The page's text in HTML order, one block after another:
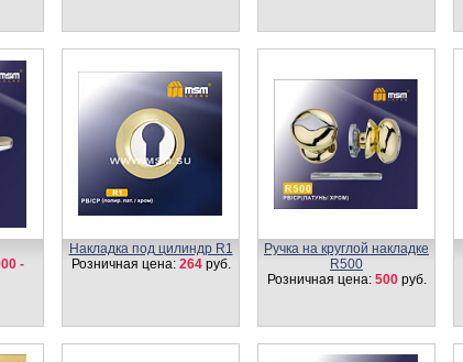
-
Накладка под цилиндр R1
Розничная цена: 264руб.
Ручка на круглой накладке
R500
Розничная цена: 500руб.